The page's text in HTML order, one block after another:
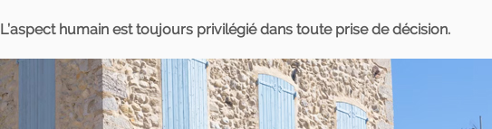
L’aspect humain est toujours privilégié dans toute prise de décision.